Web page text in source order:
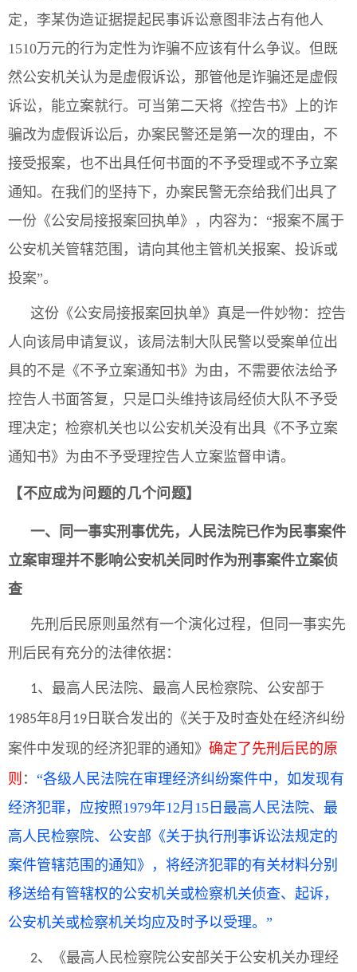
定，李某伪造证据提起民事诉讼意图非法占有他人
1510万元的行为定性为诈骗不应该有什么争议。但既
然公安机关认为是虚假诉讼，那管他是诈骗还是虚假
诉讼，能立案就行。可当第二天将《控告书》上的诈
骗改为虚假诉讼后，办案民警还是第一次的理由，不
接受报案，也不出具任何书面的不予受理或不予立案
通知。在我们的坚持下，办案民警无奈给我们出具了
一份《公安局接报案回执单》，内容为：“报案不属于
公安机关管辖范围，请向其他主管机关报案、投诉或
投案”。
这份《公安局接报案回执单》真是一件妙物：控告
人向该局申请复议，该局法制大队民警以受案单位出
具的不是《不予立案通知书》为由，不需要依法给予
控告人书面答复，只是口头维持该局经侦大队不予受
理决定；检察机关也以公安机关没有出具《不予立案
通知书》为由不予受理控告人立案监督申请。
【不应成为问题的几个问题】
一、同一事实刑事优先， 人民法院已作为民事案件
立案审理并不影响公安机关 同时作为刑事案件立案侦
查
先刑后民原则虽然有一个演化过程，但同一事实先
刑后民有充分的法律依据：
1、 最高人民法院、最高人民检察院、公安部于
1985年8月 19 日联合发出的《关于及时查处在经济纠纷
案件中发现的经济犯罪的通知》 确定了先刑后民的原
则 ： “各级人民法院在审理经济纠纷案件中，如发现有
经济犯罪，应按照1979年12月15日最高人民法院、最
高人民检察院、公安部《关于执行刑事诉讼法规定的
案件管辖范围的通知》，将经济犯罪的有关材料分别
移送给有管辖权的公安机关或检察机关侦查、起诉，
公安机关或检察机关均应及时予以受理。”
2、 《最高人民检察院公安部关于公安机关办理经